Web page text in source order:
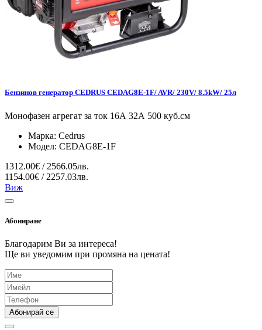
Бензинов генератор CEDRUS CEDAG8E-1F/ AVR/ 230V/ 8.5kW/ 25л
Монофазен агрегат за ток 16А 32А 500 куб.см
Марка: Cedrus
Модел: CEDAG8E-1F
1312.00€ / 2566.05лв.
1154.00€ / 2257.03лв.
Виж
Абониране
Благодарим Ви за интереса!
Ще ви уведомим при промяна на цената!
Абонирай се